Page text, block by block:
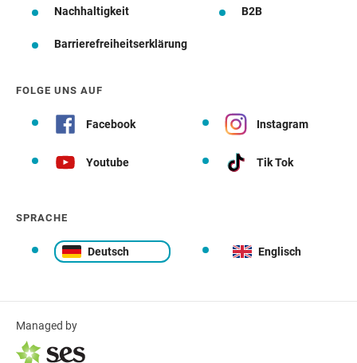
Nachhaltigkeit B2B
Barrierefreiheitserklärung
FOLGE UNS AUF
Facebook Instagram
Youtube Tik Tok
SPRACHE
Deutsch Englisch
Managed by